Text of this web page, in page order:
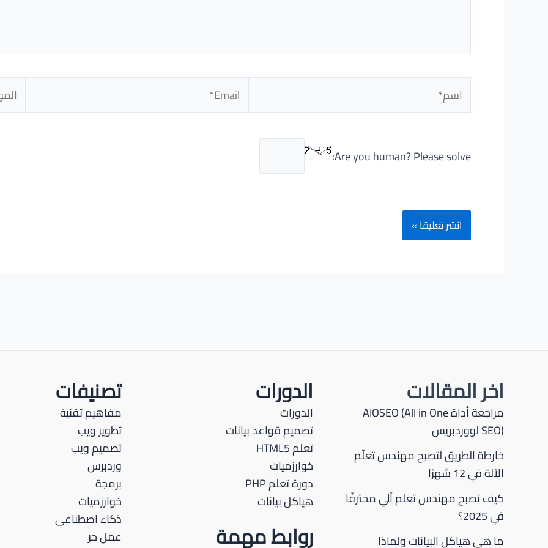
Are you human? Please solve:
اخر المقالات
مراجعة أداة AIOSEO (All in One
SEO) لووردبريس
خارطة الطريق لتصبح مهندس تعلّم
الآلة في 12 شهرًا
كيف تصبح مهندس تعلم آلي محترفًا
في 2025؟
ما هي هياكل البيانات ولماذا
الدورات
الدورات
تصميم قواعد بيانات
تعلم HTML5
خوارزميات
دورة تعلم PHP
هياكل بيانات
روابط مهمة
تصنيفات
مفاهيم تقنية
تطوير ويب
تصميم ويب
وردبرس
برمجة
خوارزميات
ذكاء اصطناعى
عمل حر